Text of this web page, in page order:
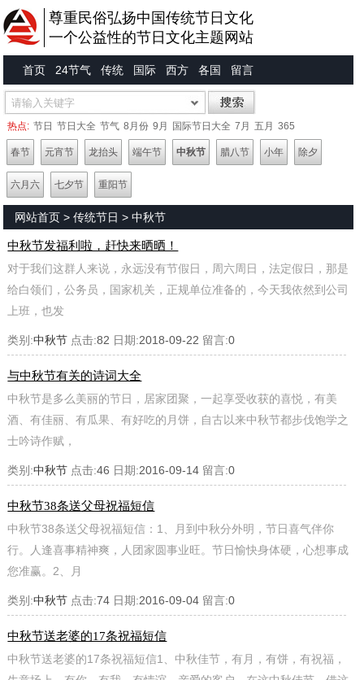
尊重民俗弘扬中国传统节日文化
一个公益性的节日文化主题网站
首页 24节气 传统 国际 西方 各国 留言
热点: 节日 节日大全 节气 8月份 9月 国际节日大全 7月 五月 365
春节 元宵节 龙抬头 端午节 中秋节 腊八节 小年 除夕
六月六 七夕节 重阳节
网站首页 >传统节日 >中秋节
中秋节发福利啦，赶快来晒晒！
对于我们这群人来说，永远没有节假日，周六周日，法定假日，那是
给白领们，公务员，国家机关，正规单位准备的，今天我依然到公司
上班，也发
类别:中秋节 点击:82 日期:2018-09-22 留言:0
与中秋节有关的诗词大全
中秋节是多么美丽的节日，居家团聚，一起享受收获的喜悦，有美
酒、有佳丽、有瓜果、有好吃的月饼，自古以来中秋节都步伐饱学之
士吟诗作赋，
类别:中秋节 点击:46 日期:2016-09-14 留言:0
中秋节38条送父母祝福短信
中秋节38条送父母祝福短信：1、月到中秋分外明，节日喜气伴你
行。人逢喜事精神爽，人团家圆事业旺。节日愉快身体硬，心想事成
您准赢。2、月
类别:中秋节 点击:74 日期:2016-09-04 留言:0
中秋节送老婆的17条祝福短信
中秋节送老婆的17条祝福短信1、中秋佳节，有月，有饼，有祝福，